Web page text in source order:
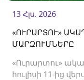
13 Հլս. 2026
«ՈՒՐԱՐՏՈՒ»
ՄԱՐԶՈՒՄՆԵՐԸ
«Ուրարտու»
հուլիսի 11-ից